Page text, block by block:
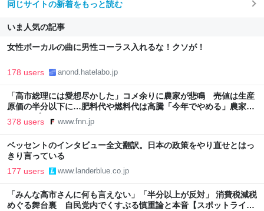
同じサイトの新着をもっと読む
いま人気の記事
女性ボーカルの曲に男性コーラス入れるな！クソが！
178 users anond.hatelabo.jp
「高市総理には愛想尽かした」コメ余りに農家が悲鳴 売値は生産
原価の半分以下に…肥料代や燃料代は高騰「今年でやめる」農家も
｜FNNプライムオンライン
378 users www.fnn.jp
ベッセントのインタビュー全文翻訳。日本の政策をやり直せとはっ
きり言っている
177 users www.landerblue.co.jp
「みんな高市さんに何も言えない」「半分以上が反対」 消費税減税
めぐる舞台裏 自民党内でくすぶる慎重論と本音【スポットライ